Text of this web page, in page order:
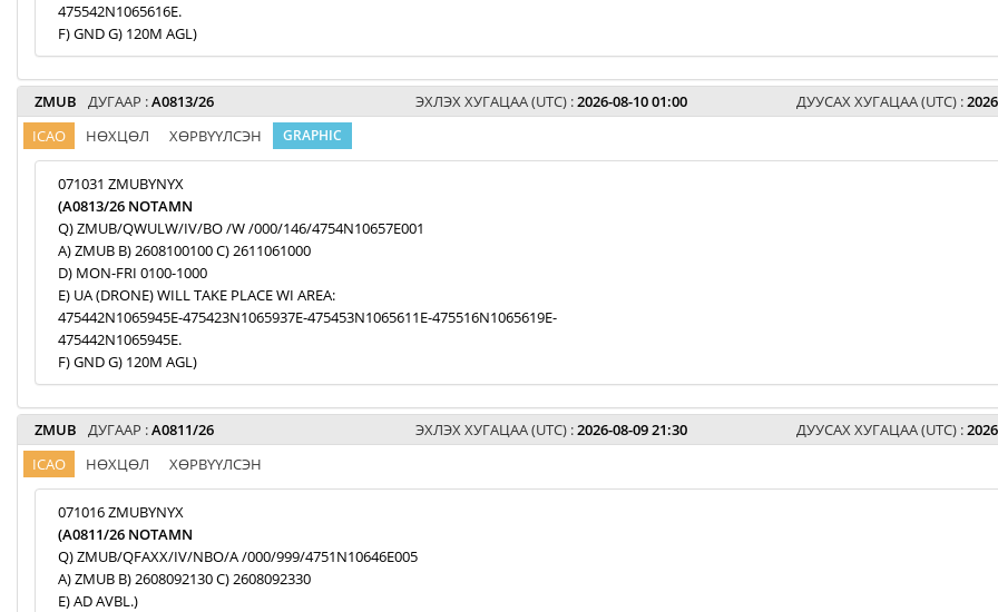
475542N1065616E.
F) GND G) 120M AGL)
ZMUB ДУГААР :A0813/26 ЭХЛЭХ ХУГАЦАА (UTC) :2026-08-10 01:00 ДУУСАХ ХУГАЦАА (UTC) :
ICAO НӨХЦӨЛ ХӨРВҮҮЛСЭН GRAPHIC
071031 ZMUBYNYX
(A0813/26 NOTAMN
Q) ZMUB/QWULW/IV/BO /W /000/146/4754N10657E001
A) ZMUB B) 2608100100 C) 2611061000
D) MON-FRI 0100-1000
E) UA (DRONE) WILL TAKE PLACE WI AREA:
475442N1065945E-475423N1065937E-475453N1065611E-475516N1065619E-
475442N1065945E.
F) GND G) 120M AGL)
ZMUB ДУГААР :A0811/26 ЭХЛЭХ ХУГАЦАА (UTC) :2026-08-09 21:30 ДУУСАХ ХУГАЦАА (UTC) :
ICAO НӨХЦӨЛ ХӨРВҮҮЛСЭН
071016 ZMUBYNYX
(A0811/26 NOTAMN
Q) ZMUB/QFAXX/IV/NBO/A /000/999/4751N10646E005
A) ZMUB B) 2608092130 C) 2608092330
E) AD AVBL.)